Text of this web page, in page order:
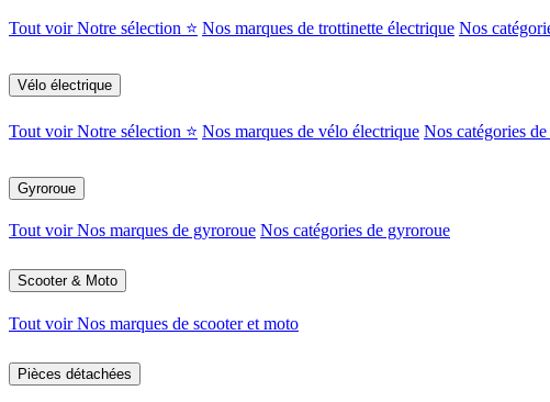
Tout voirNotre sélection ⭐ Nos marques de trottinette électrique Nos
Vélo électrique
Tout voirNotre sélection ⭐ Nos marques de vélo électrique Nos catégories
Gyroroue
Tout voirNos marques de gyroroue Nos catégories de gyroroue
Scooter & Moto
Tout voirNos marques de scooter et moto
Pièces détachées